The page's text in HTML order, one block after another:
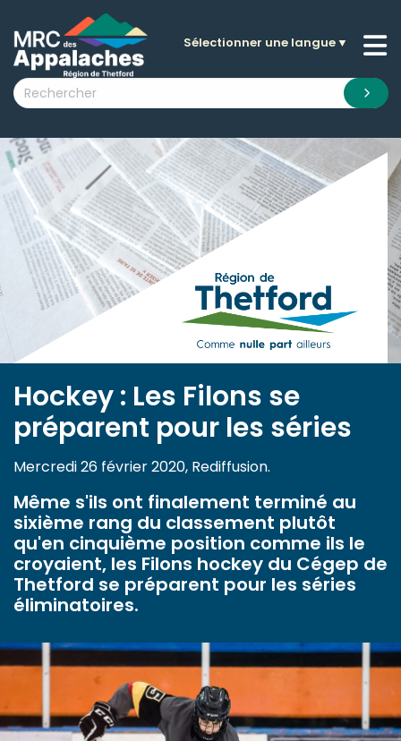
submenu (La MRC )
submenu (Citoyens )
submenu (Visiteurs )
submenu (Nouvelles )
submenu (Documentation )
Sélectionner une langue▼
Hockey : Les Filons se
préparent pour les séries
Mercredi 26 février 2020, Rediffusion.
Même s'ils ont finalement terminé au
sixième rang du classement plutôt
qu'en cinquième position comme ils le
croyaient, les Filons hockey du Cégep de
Thetford se préparent pour les séries
éliminatoires.